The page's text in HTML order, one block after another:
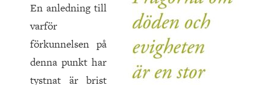
En anledning till
varför
förkunnelsen på
denna punkt har
tystnat är brist